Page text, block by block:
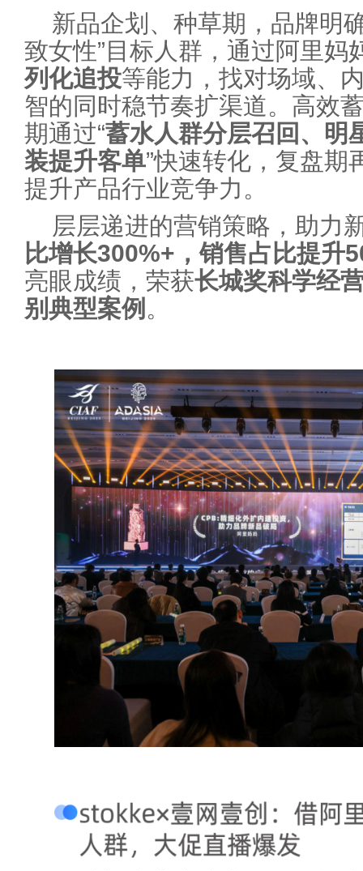
新品企划、种草期，品牌明
致女性”目标人群，通过阿里妈
列化追投等能力，找对场域、
智的同时稳节奏扩渠道。高效
期通过“蓄水人群分层召回、明
装提升客单”快速转化，复盘期
提升产品行业竞争力。
层层递进的营销策略，助力
比增长300%+，销售占比提升
亮眼成绩，荣获长城奖科学经
别典型案例 。